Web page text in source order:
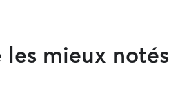
les mieux notés